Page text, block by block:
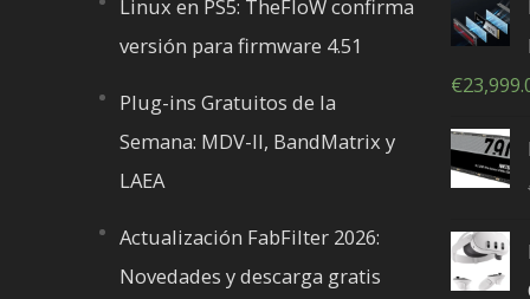
Linux en PS5: TheFloW confirma
versión para firmware 4.51
Plug-ins Gratuitos de la
Semana: MDV-II, BandMatrix y
LAEA
Actualización FabFilter 2026:
Novedades y descarga gratis
€